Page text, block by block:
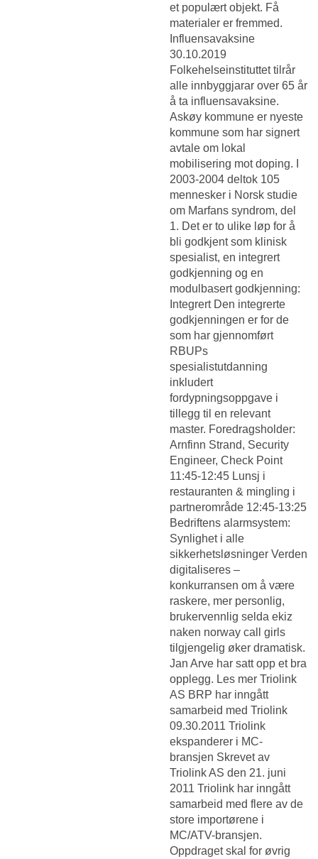
et populært objekt. Få
materialer er fremmed.
Influensavaksine
30.10.2019
Folkehelseinstituttet tilrår
alle innbyggjarar over 65 år
å ta influensavaksine.
Askøy kommune er nyeste
kommune som har signert
avtale om lokal
mobilisering mot doping. I
2003-2004 deltok 105
mennesker i Norsk studie
om Marfans syndrom, del
1. Det er to ulike løp for å
bli godkjent som klinisk
spesialist, en integrert
godkjenning og en
modulbasert godkjenning:
Integrert Den integrerte
godkjenningen er for de
som har gjennomført
RBUPs
spesialistutdanning
inkludert
fordypningsoppgave i
tillegg til en relevant
master. Foredragsholder:
Arnfinn Strand, Security
Engineer, Check Point
11:45-12:45 Lunsj i
restauranten & mingling i
partnerområde 12:45-13:25
Bedriftens alarmsystem:
Synlighet i alle
sikkerhetsløsninger Verden
digitaliseres –
konkurransen om å være
raskere, mer personlig,
brukervennlig selda ekiz
naken norway call girls
tilgjengelig øker dramatisk.
Jan Arve har satt opp et bra
opplegg. Les mer Triolink
AS BRP har inngått
samarbeid med Triolink
09.30.2011 Triolink
ekspanderer i MC-
bransjen Skrevet av
Triolink AS den 21. juni
2011 Triolink har inngått
samarbeid med flere av de
store importørene i
MC/ATV-bransjen.
Oppdraget skal for øvrig